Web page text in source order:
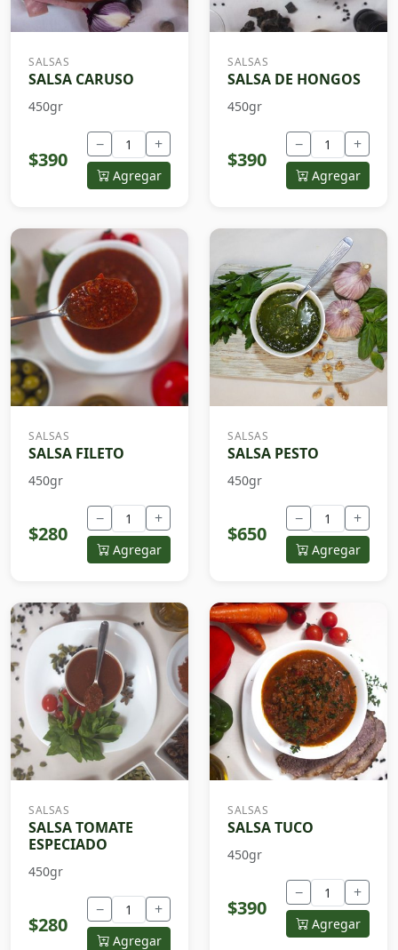
SALSAS
SALSA CARUSO
450gr
$390
− +
Agregar
SALSAS
SALSA DE HONGOS
450gr
$390
− +
Agregar
SALSAS
SALSA FILETO
450gr
$280
− +
Agregar
SALSAS
SALSA PESTO
450gr
$650
− +
Agregar
SALSAS
SALSA TOMATE
ESPECIADO
450gr
$280
− +
Agregar
SALSAS
SALSA TUCO
450gr
$390
− +
Agregar